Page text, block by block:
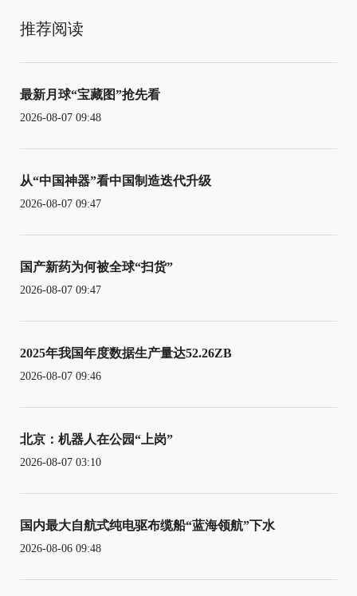
推荐阅读
最新月球“宝藏图”抢先看
2026-08-07 09:48
从“中国神器”看中国制造迭代升级
2026-08-07 09:47
国产新药为何被全球“扫货”
2026-08-07 09:47
2025年我国年度数据生产量达52.26ZB
2026-08-07 09:46
北京：机器人在公园“上岗”
2026-08-07 03:10
国内最大自航式纯电驱布缆船“蓝海领航”下水
2026-08-06 09:48